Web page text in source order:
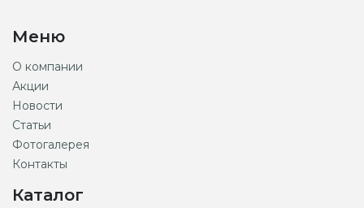
Меню
О компании
Акции
Новости
Статьи
Фотогалерея
Контакты
Каталог